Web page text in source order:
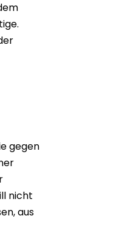
gegen
nicht
aus